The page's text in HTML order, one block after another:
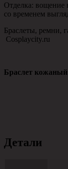
Отделка: вощение
со временем
Браслеты, ремни,
Сosplaycity.ru
Браслет
Детали